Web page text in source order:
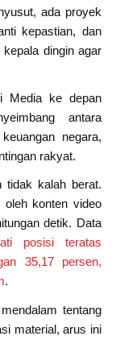
ada proyek
kepastian, dan
dingin agar
Media ke depan
antara
negara,
rakyat.
tidak kalah berat.
konten video
detik. Data
posisi teratas
35,17 persen,
.
tentang
material, arus ini